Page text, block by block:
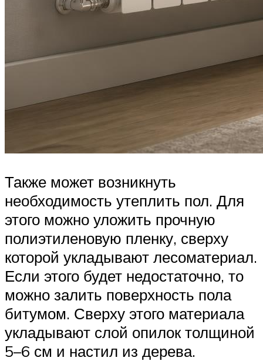
Также может возникнуть
необходимость утеплить пол. Для
этого можно уложить прочную
полиэтиленовую пленку, сверху
которой укладывают лесоматериал.
Если этого будет недостаточно, то
можно залить поверхность пола
битумом. Сверху этого материала
укладывают слой опилок толщиной
5–6 см и настил из дерева.